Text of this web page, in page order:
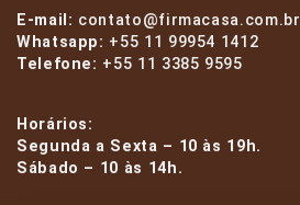
E-mail: contato@firmacasa.com.br
Whatsapp: +55 11 99954 1412
Telefone: +55 11 3385 9595
Horários:
Segunda a Sexta – 10 às 19h.
Sábado – 10 às 14h.